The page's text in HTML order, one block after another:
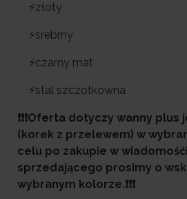
⚡złoty
⚡srebrny
⚡czarny mat
⚡stal szczotkowna
❗❗❗Oferta dotyczy wanny
(korek z przelewem) w
celu po zakupie w
sprzedającego prosimy o
wybranym kolorze.❗❗❗